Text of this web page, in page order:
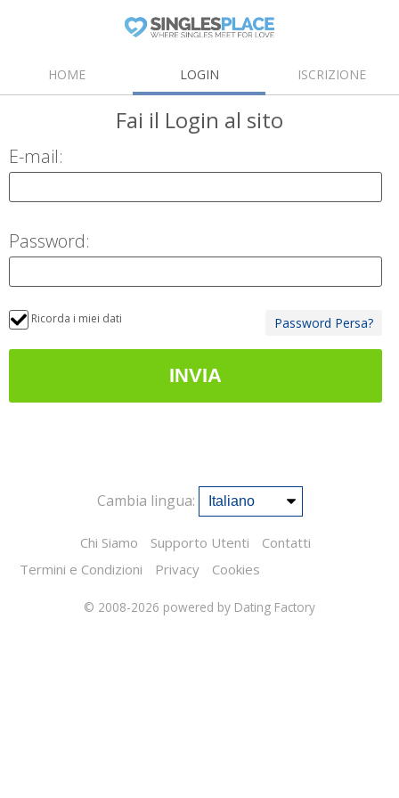
HOME LOGIN ISCRIZIONE
Fai il Login al sito
E-mail:
Password:
Ricorda i miei dati Password Persa?
Cambia lingua:
Chi Siamo Supporto Utenti
Contatti
Termini e Condizioni
Privacy Cookies
© 2008-2026 powered by Dating Factory